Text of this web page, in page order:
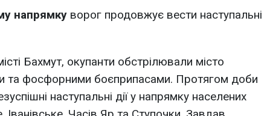
напрямку ворог продовжує вести наступальні
Бахмут, окупанти обстрілювали місто
та фосфорними боєприпасами. Протягом доби
наступальні дії у напрямку населених